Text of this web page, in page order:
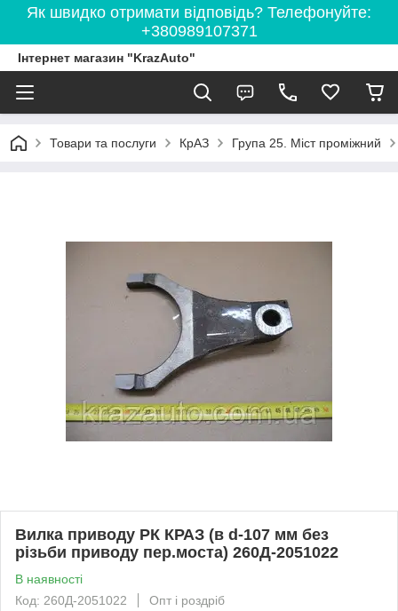
Як швидко отримати відповідь? Телефонуйте:
+380989107371
Інтернет магазин "KrazAuto"
Товари та послуги КрАЗ Група 25. Міст проміжний
Вилка приводу РК КРАЗ (в d-107 мм без
різьби приводу пер.моста) 260Д-2051022
В наявності
Код: 260Д-2051022
Опт і роздріб